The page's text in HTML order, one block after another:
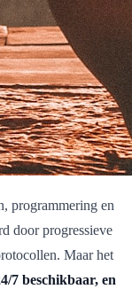
programmering en
door progressieve
Maar het
7 beschikbaar, en